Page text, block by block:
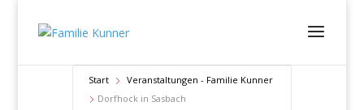
Start
Veranstaltungen - Familie Kunner
Dorfhock in Sasbach